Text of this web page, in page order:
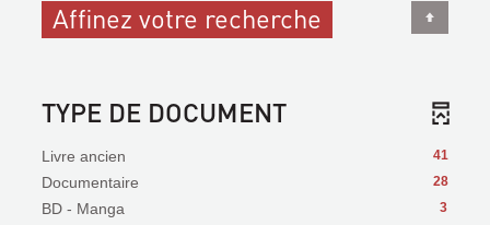
Affinez votre recherche
TYPE DE DOCUMENT
41
Livre ancien
28
Documentaire
3
BD - Manga